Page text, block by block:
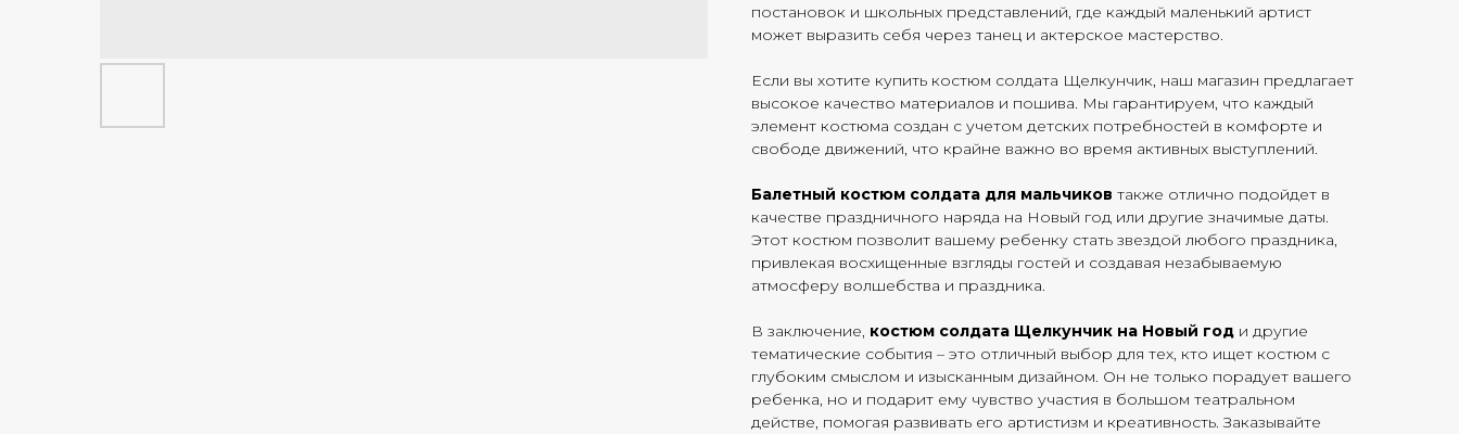
постановок и школьных представлений, где каждый маленький артист
может выразить себя через танец и актерское мастерство.
Если вы хотите купить костюм солдата Щелкунчик, наш магазин предлагает
высокое качество материалов и пошива. Мы гарантируем, что каждый
элемент костюма создан с учетом детских потребностей в комфорте и
свободе движений, что крайне важно во время активных выступлений.
Балетный костюм солдата для мальчиков также отлично подойдет в
качестве праздничного наряда на Новый год или другие значимые даты.
Этот костюм позволит вашему ребенку стать звездой любого праздника,
привлекая восхищенные взгляды гостей и создавая незабываемую
атмосферу волшебства и праздника.
В заключение, костюм солдата Щелкунчик на Новый год и другие
тематические события – это отличный выбор для тех, кто ищет костюм с
глубоким смыслом и изысканным дизайном. Он не только порадует вашего
ребенка, но и подарит ему чувство участия в большом театральном
действе, помогая развивать его артистизм и креативность. Заказывайте